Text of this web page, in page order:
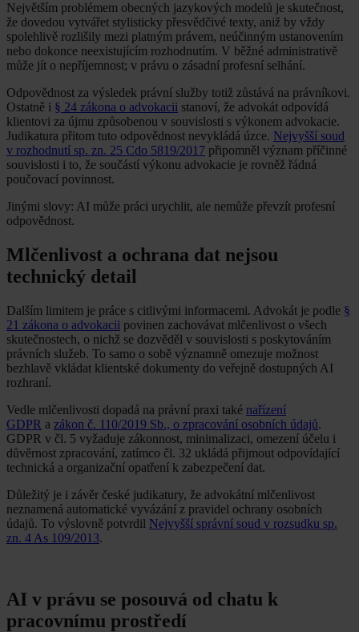
Největším problémem obecných jazykových modelů je skutečnost,
že dovedou vytvářet stylisticky přesvědčivé texty, aniž by vždy
spolehlivě rozlišily mezi platným právem, neúčinným ustanovením
nebo dokonce neexistujícím rozhodnutím. V běžné administrativě
může jít o nepříjemnost; v právu o zásadní profesní selhání.
Odpovědnost za výsledek právní služby totiž zůstává na právníkovi.
Ostatně i § 24 zákona o advokacii stanoví, že advokát odpovídá
klientovi za újmu způsobenou v souvislosti s výkonem advokacie.
Judikatura přitom tuto odpovědnost nevykládá úzce. Nejvyšší soud
v rozhodnutí sp. zn. 25 Cdo 5819/2017 připomněl význam příčinné
souvislosti i to, že součástí výkonu advokacie je rovněž řádná
poučovací povinnost.
Jinými slovy: AI může práci urychlit, ale nemůže převzít profesní
odpovědnost.
Mlčenlivost a ochrana dat nejsou
technický detail
Dalším limitem je práce s citlivými informacemi. Advokát je podle §
21 zákona o advokacii povinen zachovávat mlčenlivost o všech
skutečnostech, o nichž se dozvěděl v souvislosti s poskytováním
právních služeb. To samo o sobě významně omezuje možnost
bezhlavě vkládat klientské dokumenty do veřejně dostupných AI
rozhraní.
Vedle mlčenlivosti dopadá na právní praxi také nařízení
GDPR a zákon č. 110/2019 Sb., o zpracování osobních údajů.
GDPR v čl. 5 vyžaduje zákonnost, minimalizaci, omezení účelu i
důvěrnost zpracování, zatímco čl. 32 ukládá přijmout odpovídající
technická a organizační opatření k zabezpečení dat.
Důležitý je i závěr české judikatury, že advokátní mlčenlivost
neznamená automatické vyvázání z pravidel ochrany osobních
údajů. To výslovně potvrdil Nejvyšší správní soud v rozsudku sp.
zn. 4 As 109/2013.
AI v právu se posouvá od chatu k
pracovnímu prostředí